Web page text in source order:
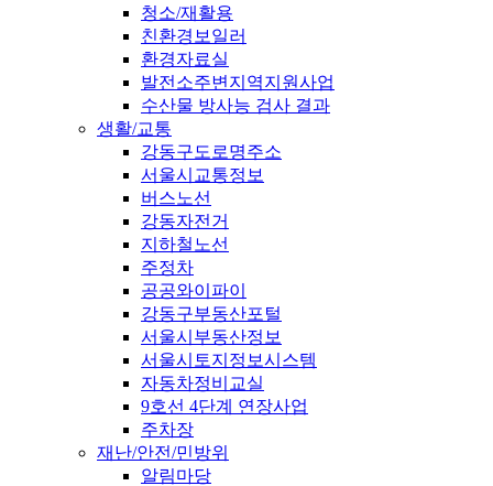
청소/재활용
친환경보일러
환경자료실
발전소주변지역지원사업
수산물 방사능 검사 결과
생활/교통
강동구도로명주소
서울시교통정보
버스노선
강동자전거
지하철노선
주정차
공공와이파이
강동구부동산포털
서울시부동산정보
서울시토지정보시스템
자동차정비교실
9호선 4단계 연장사업
주차장
재난/안전/민방위
알림마당